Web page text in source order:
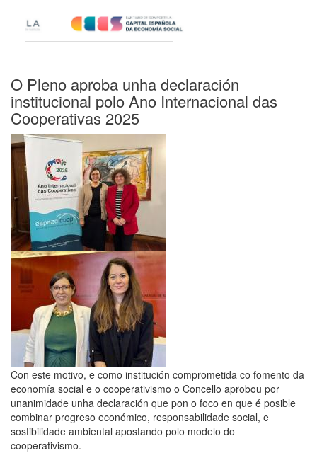
O Pleno aproba unha declaración
institucional polo Ano Internacional das
Cooperativas 2025
Con este motivo, e como institución comprometida co fomento da
economía social e o cooperativismo o Concello aprobou por
unanimidade unha declaración que pon o foco en que é posible
combinar progreso económico, responsabilidade social, e
sostibilidade ambiental apostando polo modelo do
cooperativismo.